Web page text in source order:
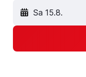
Sa 15.8.